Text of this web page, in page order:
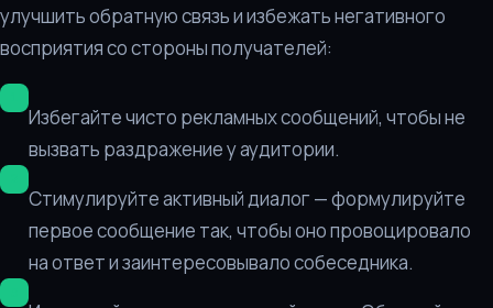
улучшить обратную связь и избежать негативного
восприятия со стороны получателей:
Избегайте чисто рекламных сообщений, чтобы не
вызвать раздражение у аудитории.
Стимулируйте активный диалог — формулируйте
первое сообщение так, чтобы оно провоцировало
на ответ и заинтересовывало собеседника.